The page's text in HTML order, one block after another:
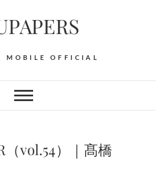
MOBILE OFFICIAL
（vol.54）｜髙橋